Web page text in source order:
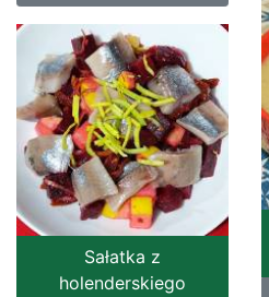
Sałatka z
holenderskiego